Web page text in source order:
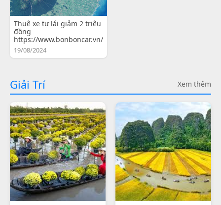
Thuê xe tự lái giảm 2 triệu
đồng
https://www.bonboncar.vn/
19/08/2024
Giải Trí Xem thêm